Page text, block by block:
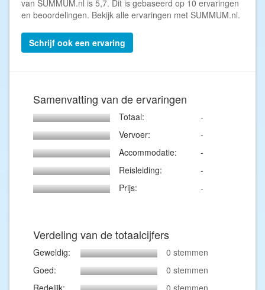
van SUMMUM.nl is 5,7. Dit is gebaseerd op 10 ervaringen
en beoordelingen. Bekijk alle ervaringen met SUMMUM.nl.
Schrijf ook een ervaring
Samenvatting van de ervaringen
Totaal:
-
Vervoer:
-
Accommodatie:
-
Reisleiding:
-
Prijs:
-
Verdeling van de totaalcijfers
Geweldig:
0 stemmen
Goed:
0 stemmen
Redelijk:
0 stemmen